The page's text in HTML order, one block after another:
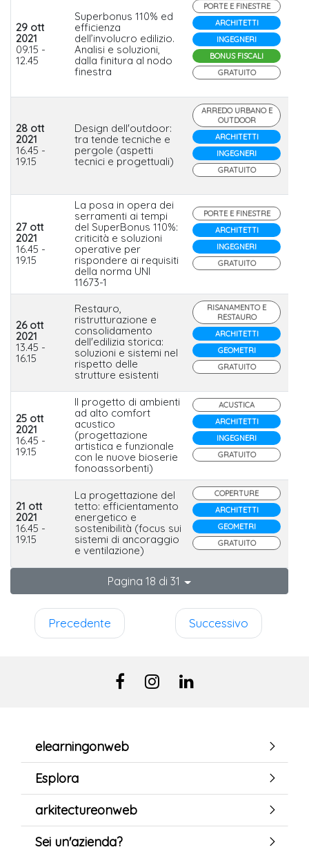
29 ott
2021
09.15 -
12.45
Superbonus 110% ed
efficienza
dell’involucro edilizio.
Analisi e soluzioni,
dalla finitura al nodo
finestra
PORTE E FINESTRE
ARCHITETTI
INGEGNERI
BONUS FISCALI
GRATUITO
28 ott
2021
16.45 -
19.15
Design dell'outdoor:
tra tende tecniche e
pergole (aspetti
tecnici e progettuali)
ARREDO URBANO E
OUTDOOR
ARCHITETTI
INGEGNERI
GRATUITO
27 ott
2021
16.45 -
19.15
La posa in opera dei
serramenti ai tempi
del SuperBonus 110%:
criticità e soluzioni
operative per
rispondere ai requisiti
della norma UNI
11673-1
PORTE E FINESTRE
ARCHITETTI
INGEGNERI
GRATUITO
26 ott
2021
13.45 -
16.15
Restauro,
ristrutturazione e
consolidamento
dell'edilizia storica:
soluzioni e sistemi nel
rispetto delle
strutture esistenti
RISANAMENTO E
RESTAURO
ARCHITETTI
GEOMETRI
GRATUITO
25 ott
2021
16.45 -
19.15
Il progetto di ambienti
ad alto comfort
acustico
(progettazione
artistica e funzionale
con le nuove bioserie
fonoassorbenti)
ACUSTICA
ARCHITETTI
INGEGNERI
GRATUITO
21 ott
2021
16.45 -
19.15
La progettazione del
tetto: efficientamento
energetico e
sostenibilità (focus sui
sistemi di ancoraggio
e ventilazione)
COPERTURE
ARCHITETTI
GEOMETRI
GRATUITO
Pagina 18 di 31
Precedente Successivo
elearningonweb
Esplora
arkitectureonweb
Sei un'azienda?